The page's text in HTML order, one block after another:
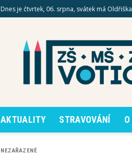
Dnes je čtvrtek, 06. srpna, svátek má
AKTUALITY STRAVOVÁNÍ
NEZAŘAZENÉ